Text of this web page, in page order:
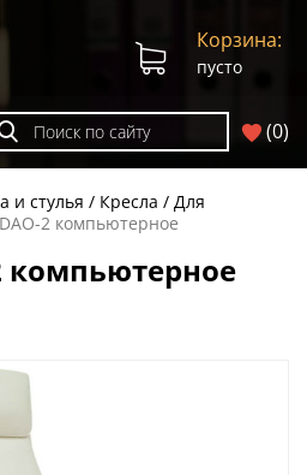
(0)
Корзина:
пусто
и стулья Кресла
Для
2 компьютерное
компьютерное